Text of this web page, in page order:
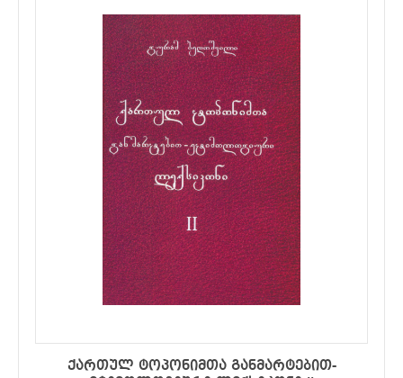
ქართულ ტოპონიმთა განმარტებით-